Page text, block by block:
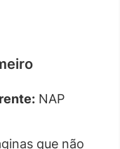
NAP
que não